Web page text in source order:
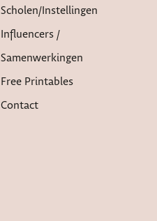
Scholen/instellingen
Influencers /
Samenwerkingen
Free Printables
Contact